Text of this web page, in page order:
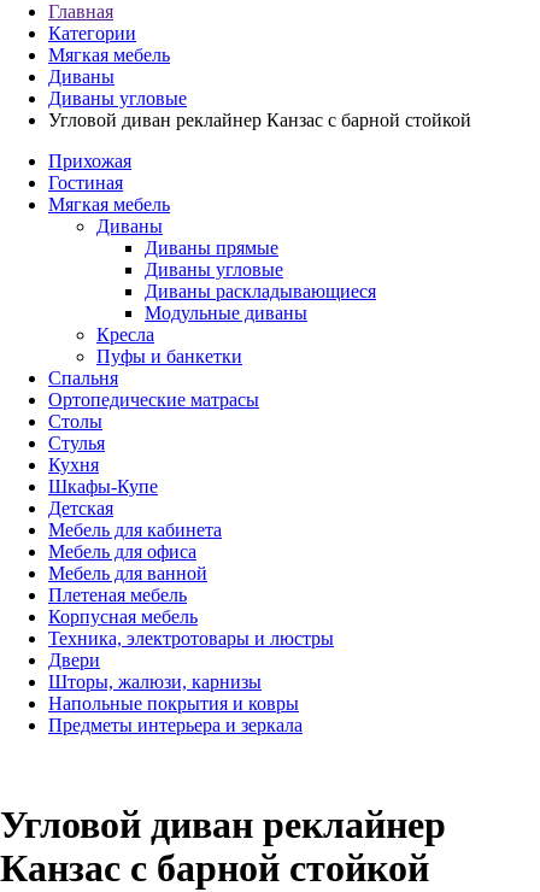
Главная
Категории
Мягкая мебель
Диваны
Диваны угловые
Угловой диван реклайнер Канзас с барной стойкой
Прихожая
Гостиная
Мягкая мебель
Диваны
Диваны прямые
Диваны угловые
Диваны раскладывающиеся
Модульные диваны
Кресла
Пуфы и банкетки
Спальня
Ортопедические матрасы
Столы
Стулья
Кухня
Шкафы-Купе
Детская
Мебель для кабинета
Мебель для офиса
Мебель для ванной
Плетеная мебель
Корпусная мебель
Техника, электротовары и люстры
Двери
Шторы, жалюзи, карнизы
Напольные покрытия и ковры
Предметы интерьера и зеркала
Угловой диван реклайнер
Канзас с барной стойкой